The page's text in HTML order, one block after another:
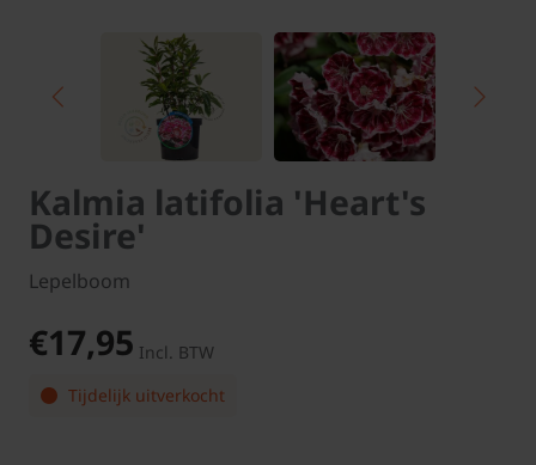
Kalmia latifolia 'Heart's
Desire'
Lepelboom
€17,95 Incl. BTW
Tijdelijk uitverkocht